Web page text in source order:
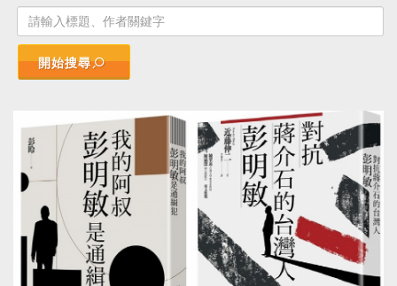
開始搜尋